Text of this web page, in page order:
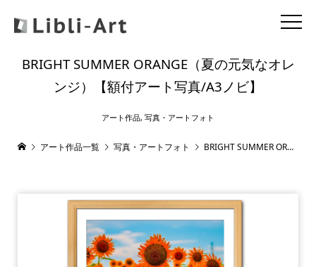
BRIGHT SUMMER ORANGE（夏の元気なオレ
ンジ）【額付アート写真/A3ノビ】
アート作品, 写真・アートフォト
アート作品一覧 写真・アートフォト BRIGHT SUMMER ORANGE（夏の元気なオレンジ）【額付アート写真/A3ノビ】